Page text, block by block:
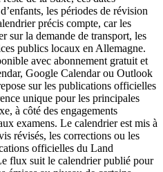
les périodes de révision
précis compte, car les
sur la demande de transport, les
publics locaux en Allemagne.
avec abonnement gratuit et
Google Calendar ou Outlook
sur les publications officielles
unique pour les principales
à côté des engagements
examens. Le calendrier est mis à
révisés, les corrections ou les
officielles du Land
flux suit le calendrier publié pour